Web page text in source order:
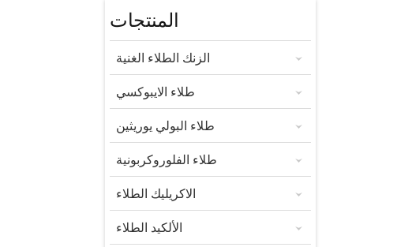
المنتجات
الزنك الطلاء الغنية
طلاء الايبوكسي
طلاء البولي يوريثين
طلاء الفلوروكربونية
الاكريليك الطلاء
الألكيد الطلاء